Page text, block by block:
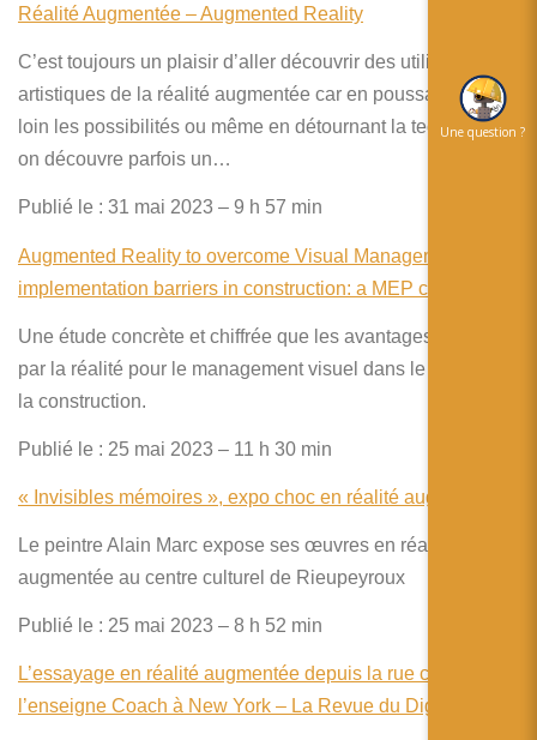
Réalité Augmentée – Augmented Reality
C’est toujours un plaisir d’aller découvrir des utilisations
artistiques de la réalité augmentée car en poussant plus
loin les possibilités ou même en détournant la technologie,
on découvre parfois un…
Publié le : 31 mai 2023 – 9 h 57 min
Augmented Reality to overcome Visual Management
implementation barriers in construction: a MEP case study
Une étude concrète et chiffrée que les avantages apportés
par la réalité pour le management visuel dans le secteur de
la construction.
Publié le : 25 mai 2023 – 11 h 30 min
« Invisibles mémoires », expo choc en réalité augmentée
Le peintre Alain Marc expose ses œuvres en réalité
augmentée au centre culturel de Rieupeyroux
Publié le : 25 mai 2023 – 8 h 52 min
L’essayage en réalité augmentée depuis la rue chez
l’enseigne Coach à New York – La Revue du Digital
Une question ?